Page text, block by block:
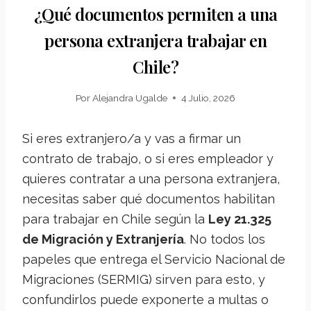
¿Qué documentos permiten a una
persona extranjera trabajar en
Chile?
PorAlejandra Ugalde 4 Julio, 2026
Si eres extranjero/a y vas a firmar un
contrato de trabajo, o si eres empleador y
quieres contratar a una persona extranjera,
necesitas saber qué documentos habilitan
para trabajar en Chile según la Ley 21.325
de Migración y Extranjería. No todos los
papeles que entrega el Servicio Nacional de
Migraciones (SERMIG) sirven para esto, y
confundirlos puede exponerte a multas o